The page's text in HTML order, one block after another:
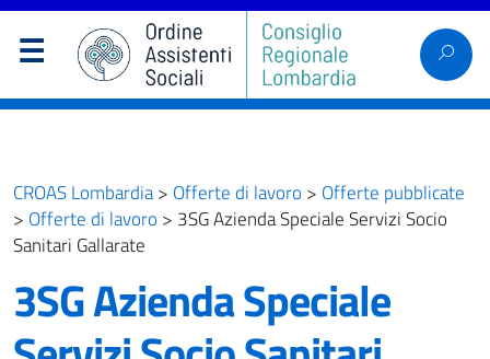
CROAS Lombardia> Offerte di lavoro > Offerte pubblicate
> Offerte di lavoro > 3SG Azienda Speciale Servizi Socio
Sanitari Gallarate
3SG Azienda Speciale